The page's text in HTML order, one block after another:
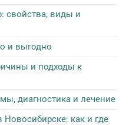
свойства, виды и
и выгодно
и подходы к
диагностика и лечение
как и где